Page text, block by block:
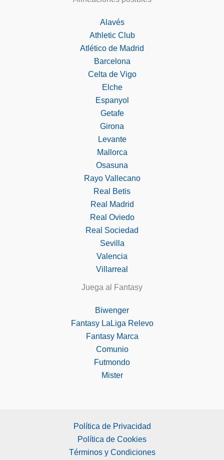
Alavés
Athletic Club
Atlético de Madrid
Barcelona
Celta de Vigo
Elche
Espanyol
Getafe
Girona
Levante
Mallorca
Osasuna
Rayo Vallecano
Real Betis
Real Madrid
Real Oviedo
Real Sociedad
Sevilla
Valencia
Villarreal
Juega al Fantasy
Biwenger
Fantasy LaLiga Relevo
Fantasy Marca
Comunio
Futmondo
Mister
Política de Privacidad
Política de Cookies
Términos y Condiciones